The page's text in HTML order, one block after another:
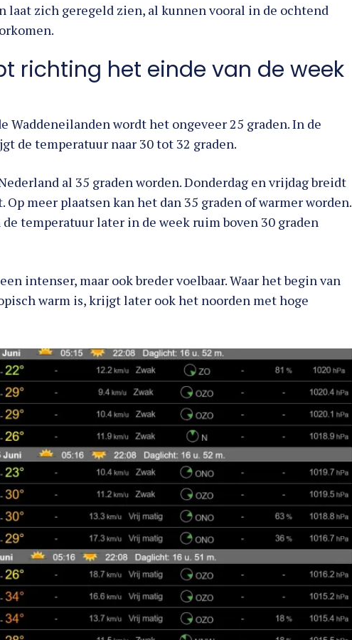
laat zich geregeld zien, al kunnen vooral in de ochtend
richting het einde van de week
Waddeneilanden wordt het ongeveer 25 graden. In de
de temperatuur naar 30 tot 32 graden.
al 35 graden worden. Donderdag en vrijdag breidt
meer plaatsen kan het dan 35 graden of warmer worden.
temperatuur later in de week ruim boven 30 graden
intenser, maar ook breder voelbaar. Waar het begin van
warm is, krijgt later ook het noorden met hoge